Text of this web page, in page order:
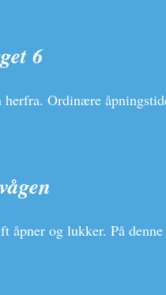
6
herfra. Ordinære
og lukker. På